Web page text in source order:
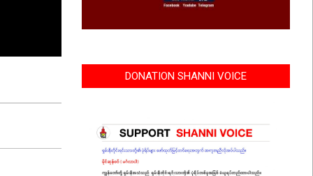
DONATION SHANNI VOICE